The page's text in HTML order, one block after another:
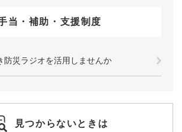
当・補助・支援制度
防災ラジオを活用しませんか
見つからないときは